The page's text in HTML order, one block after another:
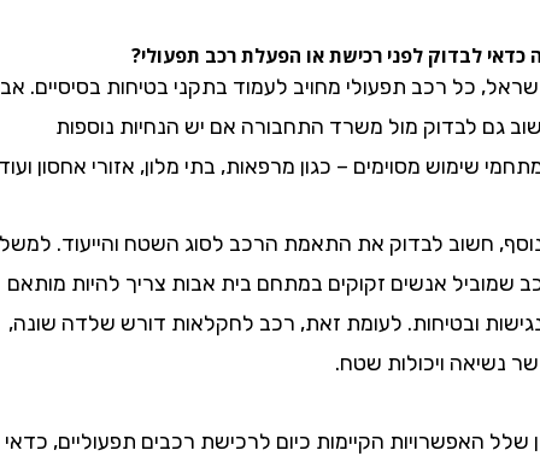
לבדוק לפני רכישת או הפעלת רכב תפעולי?
כל רכב תפעולי מחויב לעמוד בתקני בטיחות בסיסיים. אבל
לבדוק מול משרד התחבורה אם יש הנחיות נוספות
שימוש מסוימים – כגון מרפאות, בתי מלון, אזורי אחסון ועוד.
חשוב לבדוק את התאמת הרכב לסוג השטח והייעוד. למשל:
אנשים זקוקים במתחם בית אבות צריך להיות מותאם
ובטיחות. לעומת זאת, רכב לחקלאות דורש שלדה שונה,
ויכולות שטח.
האפשרויות הקיימות כיום לרכישת רכבים תפעוליים, כדאי